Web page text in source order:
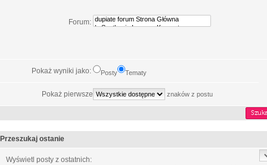
Forum:
Pokaż wyniki jako: Posty Tematy
Pokaż pierwsze znaków z postu
Przeszukaj ostanie
Wyświetl posty z ostatnich: